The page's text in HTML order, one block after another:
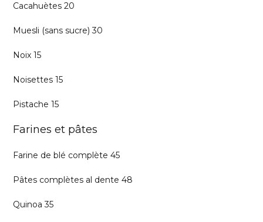
Cacahuètes 20
Muesli (sans sucre) 30
Noix 15
Noisettes 15
Pistache 15
Farines et pâtes
Farine de blé complète 45
Pâtes complètes al dente 48
Quinoa 35